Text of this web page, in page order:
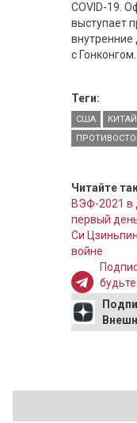
COVID-19.
выступает
внутренние
с Гонконгом.
Теги:
США КИТАЙ
Читайте
ВЭФ-2021 в
первый
Си
войне